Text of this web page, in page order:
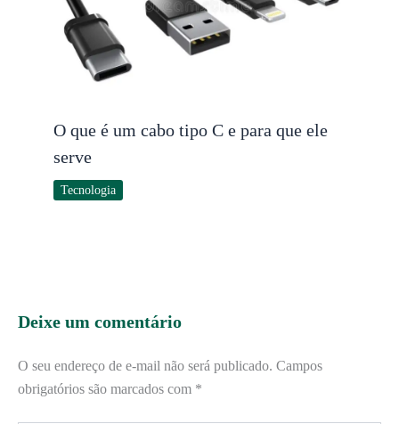
O que é um cabo tipo C e para que ele
serve
Tecnologia
Deixe um comentário
O seu endereço de e-mail não será publicado. Campos
obrigatórios são marcados com *